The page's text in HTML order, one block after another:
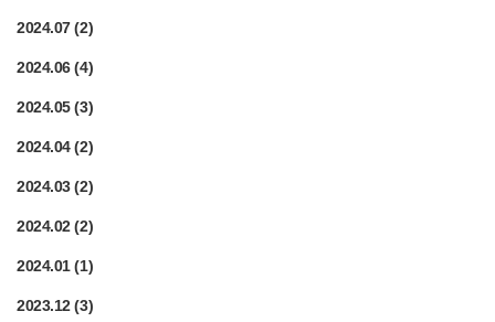
2024.07(2)
2024.06(4)
2024.05(3)
2024.04(2)
2024.03(2)
2024.02(2)
2024.01(1)
2023.12(3)